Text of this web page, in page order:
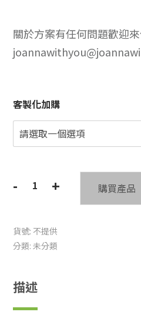
關於方案有任何問題歡迎
客製化加購
-
溝
即
變
數
量
+ 購買產品
貨號: 不提供
分類: 未分類
描述